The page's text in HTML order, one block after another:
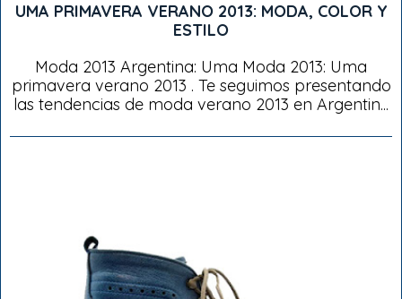
UMA PRIMAVERA VERANO 2013: MODA, COLOR Y
ESTILO
Moda 2013 Argentina: Uma Moda 2013: Uma
primavera verano 2013 . Te seguimos presentando
las tendencias de moda verano 2013 en Argentin...